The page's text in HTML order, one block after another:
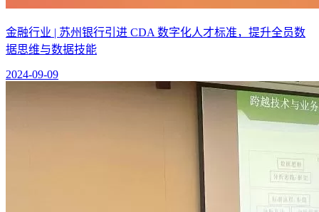
金融行业 | 苏州银行引进 CDA 数字化人才标准，提升全员数
据思维与数据技能
2024-09-09